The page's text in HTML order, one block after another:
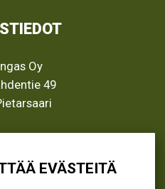
EVÄSTEITÄ
Oy
49
2900